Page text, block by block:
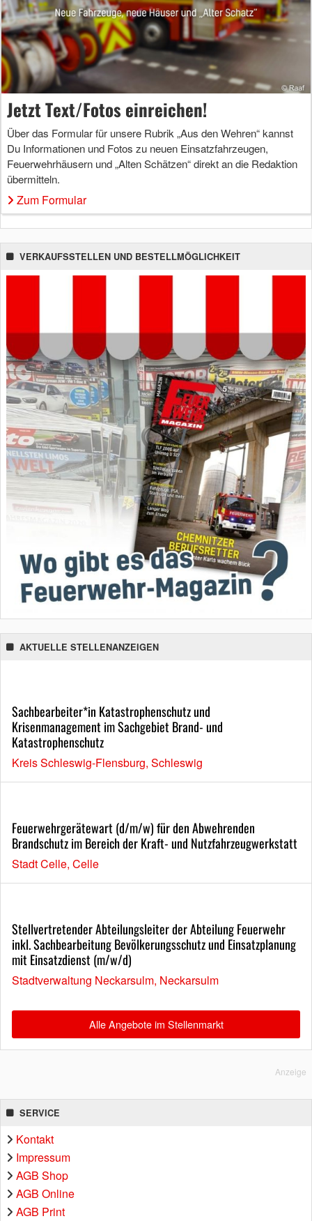
Jetzt Text/Fotos einreichen!
Über das Formular für unsere Rubrik „Aus den Wehren“ kannst
Du Informationen und Fotos zu neuen Einsatzfahrzeugen,
Feuerwehrhäusern und „Alten Schätzen“ direkt an die Redaktion
übermitteln.
Zum Formular
VERKAUFSSTELLEN UND BESTELLMÖGLICHKEIT
AKTUELLE STELLENANZEIGEN
Sachbearbeiter*in Katastrophenschutz und
Krisenmanagement im Sachgebiet Brand- und
Katastrophenschutz
Kreis Schleswig-Flensburg, Schleswig
Feuerwehrgerätewart (d/m/w) für den Abwehrenden
Brandschutz im Bereich der Kraft- und Nutzfahrzeugwerkstatt
Stadt Celle, Celle
Stellvertretender Abteilungsleiter der Abteilung Feuerwehr
inkl. Sachbearbeitung Bevölkerungsschutz und Einsatzplanung
mit Einsatzdienst (m/w/d)
Stadtverwaltung Neckarsulm, Neckarsulm
Alle Angebote im Stellenmarkt
Anzeige
SERVICE
Kontakt
Impressum
AGB Shop
AGB Online
AGB Print